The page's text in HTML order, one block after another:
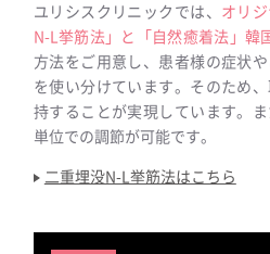
ユリシスクリニックでは、 オリ
N-L挙筋法」と「自然癒着法」韓
方法をご用意し、患者様の症状
を使い分けています。そのため
持することが実現しています。
単位での調節が可能です。
二重埋没N-L挙筋法はこちら